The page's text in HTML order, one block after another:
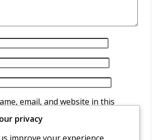
email, and website in this
privacy